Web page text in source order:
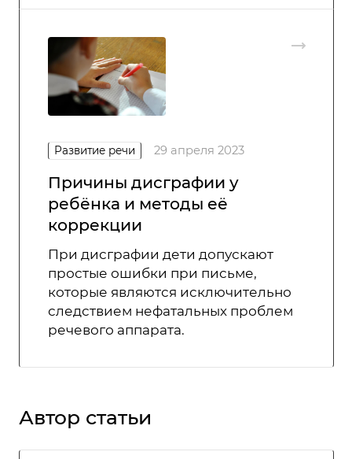
Развитие речи 29 апреля 2023
Причины дисграфии у
ребёнка и методы её
коррекции
При дисграфии дети допускают
простые ошибки при письме,
которые являются исключительно
следствием нефатальных проблем
речевого аппарата.
Автор статьи